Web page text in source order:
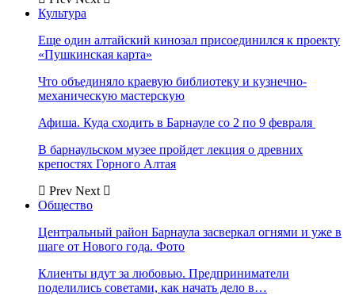
Культура
Еще один алтайский кинозал присоединился к проекту
«Пушкинская карта»
Что объединяло краевую библиотеку и кузнечно-
механическую мастерскую
Афиша. Куда сходить в Барнауле со 2 по 9 февраля
В барнаульском музее пройдет лекция о древних
крепостях Горного Алтая
Prev Next
Общество
Центральный район Барнаула засверкал огнями и уже в
шаге от Нового года. Фото
Клиенты идут за любовью. Предприниматели
поделились советами, как начать дело в…